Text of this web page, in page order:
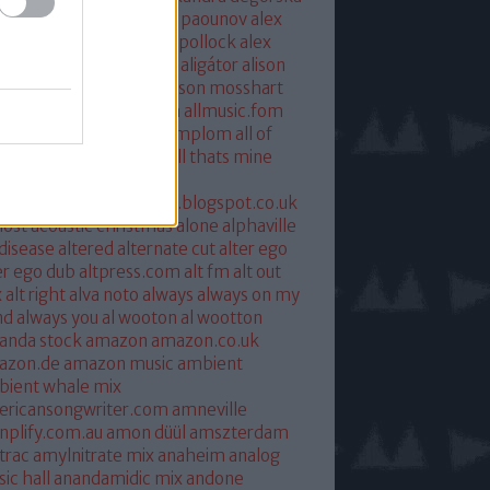
savior
alexandre paounov alex
alex pollock alex
aligátor alison
alkohol
allison mosshart
allmusic.com allmusic.fom
all hallows templom all of
all thats mine
acoustic christmasalone alphaville
altered alternate cut alter ego
ego dub altpress.com alt fm alt out
alt right alva noto always always on my
always you al wooton al wootton
stock amazon amazon.co.uk
amazon music ambient
whale mix
amneville
amon düül amszterdam
amylnitrate mix anaheim analog
hall
anandamidic mix andone